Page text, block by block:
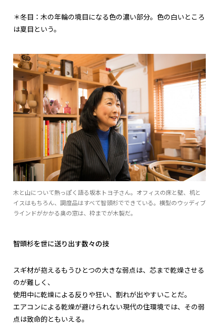
＊冬目：木の年輪の境目になる色の濃い部分。色の白いところ
は夏目という。
木と山について熱っぽく語る坂本トヨ子さん。オフィスの床と壁、机と
イスはもちろん、調度品はすべて智頭杉でできている。横型のウッディブ
ラインドがかかる奥の窓は、枠までが木製だ。
智頭杉を世に送り出す数々の技
スギ材が抱えるもうひとつの大きな弱点は、芯まで乾燥させる
のが難しく、
使用中に乾燥による反りや狂い、割れが出やすいことだ。
エアコンによる乾燥が避けられない現代の住環境では、その弱
点は致命的ともいえる。